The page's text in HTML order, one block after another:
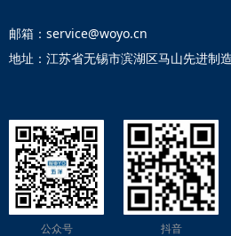
邮箱：service@woyo.cn
地址：江苏省无锡市滨湖区马山先进制
公众号 抖音